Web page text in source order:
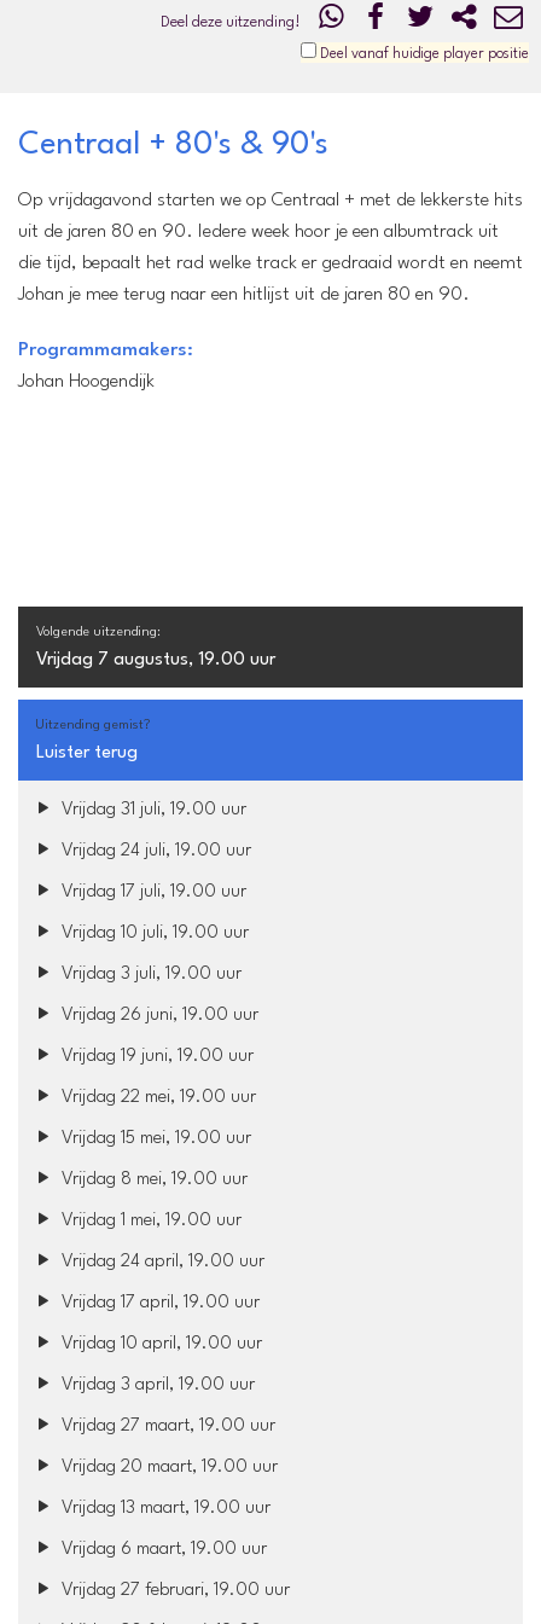
Deel deze uitzending!
Deel vanaf huidige player positie
Centraal + 80's & 90's
Op vrijdagavond starten we op Centraal + met de lekkerste hits
uit de jaren 80 en 90. Iedere week hoor je een albumtrack uit
die tijd, bepaalt het rad welke track er gedraaid wordt en neemt
Johan je mee terug naar een hitlijst uit de jaren 80 en 90.
Programmamakers:
Johan Hoogendijk
Volgende uitzending:
Vrijdag 7 augustus, 19.00 uur
Uitzending gemist?
Luister terug
Vrijdag 31 juli, 19.00 uur
Vrijdag 24 juli, 19.00 uur
Vrijdag 17 juli, 19.00 uur
Vrijdag 10 juli, 19.00 uur
Vrijdag 3 juli, 19.00 uur
Vrijdag 26 juni, 19.00 uur
Vrijdag 19 juni, 19.00 uur
Vrijdag 22 mei, 19.00 uur
Vrijdag 15 mei, 19.00 uur
Vrijdag 8 mei, 19.00 uur
Vrijdag 1 mei, 19.00 uur
Vrijdag 24 april, 19.00 uur
Vrijdag 17 april, 19.00 uur
Vrijdag 10 april, 19.00 uur
Vrijdag 3 april, 19.00 uur
Vrijdag 27 maart, 19.00 uur
Vrijdag 20 maart, 19.00 uur
Vrijdag 13 maart, 19.00 uur
Vrijdag 6 maart, 19.00 uur
Vrijdag 27 februari, 19.00 uur